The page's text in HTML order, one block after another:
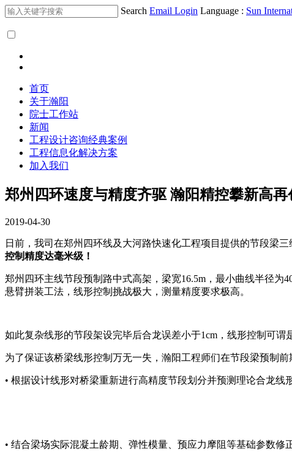
Search Email Login Language : Sun
首页
关于瀚阳
院士工作站
新闻
工程设计咨询经典案例
工程信息化解决方案
加入我们
郑州四环速度与精度齐驱 瀚阳精控攀新高再
2019-04-30
日前，我司在郑州四环线及大河路快速化工程项目提供的节段梁
控制精度达毫米级！
郑州四环主线节段预制路中式高架，梁宽16.5m，最小曲线半径为
悬臂拼装工法，线形控制挑战极大，测量精度要求极高。
如此复杂线形的节段架设完毕后合龙误差小于1cm，线形控制可谓
为了保证该桥梁线形控制万无一失，瀚阳工程师们在节段梁预制
• 根据设计线形对桥梁重新进行高精度节段划分并预测理论合龙
• 结合梁场实际混凝土龄期、弹性模量、预应力摩阻等基础参数